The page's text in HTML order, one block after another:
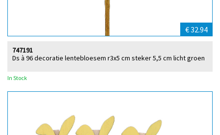
€ 32.94
Ds à 96 decoratie lentebloesem r3x5 cm steker 5,5 cm licht groen
747191
In Stock